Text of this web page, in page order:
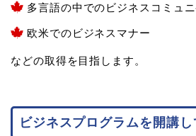
多言語の中でのビジネスコミュ
欧米でのビジネスマナー
などの取得を目指します。
ビジネスプログラムを開講